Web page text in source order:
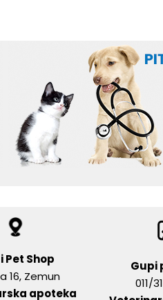
Pet Shop
16, Zemun
apoteka
Gupi
011/